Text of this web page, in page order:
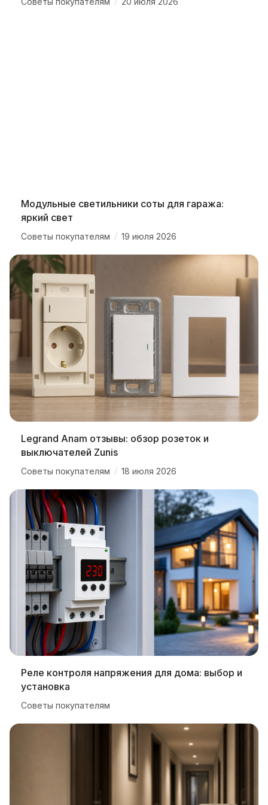
Модульные светильники соты для гаража:
яркий свет
Советы покупателям / 19 июля 2026
Legrand Anam отзывы: обзор розеток и
выключателей Zunis
Советы покупателям / 18 июля 2026
Реле контроля напряжения для дома: выбор и
установка
Советы покупателям